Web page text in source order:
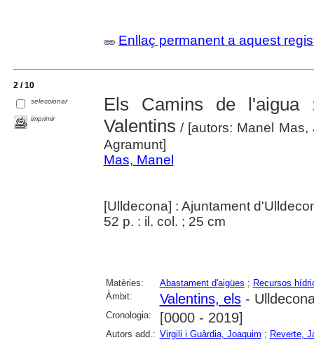
Enllaç permanent a aquest
2 / 10
seleccionar
imprimir
Els Camins de
Valentins / [autors: Manel Mas,
Agramunt]
Mas, Manel
[Ulldecona] : Ajuntament
52 p. : il. col. ; 25 cm
Matèries: Abastament d'aigües ; Recursos
Àmbit:
Valentins, els-
Cronologia: [0000 - 2019]
Autors add.: Virgili i Guàrdia, Joaquim ; Reverte,